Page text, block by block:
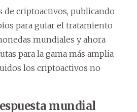
de criptoactivos, publicando
para guiar el tratamiento
mundiales y ahora
para la gama más amplia
los criptoactivos no
mundial